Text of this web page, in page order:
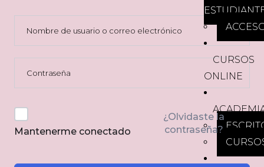
CURSOS
ONLINE
Mantenerme conectado
¿Olvidaste la
contraseña?